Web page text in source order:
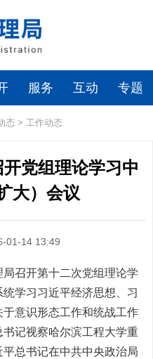
服务 互动 专题
态 > 工作动态
党组理论学习中
大）会议
01-14 13:49
召开第十二次党组理论学
学习习近平经济思想、习
意识形态工作和统战工作
记视察哈尔滨工程大学重
总书记在中共中央政治局